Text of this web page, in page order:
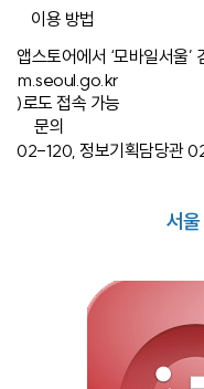
이용 방법
앱스토어에서 ‘모바일서울
m.seoul.go.kr
)로도 접속 가능
문의
02-120, 정보기획담당관
서